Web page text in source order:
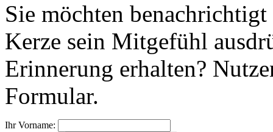
Sie möchten
Kerze sein Mitgefühl
Erinnerung erhalten?
Formular.
Ihr Vorname: